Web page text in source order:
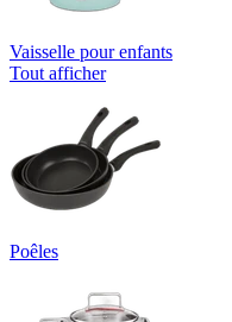
Vaisselle pour enfants
Tout afficher
Poêles